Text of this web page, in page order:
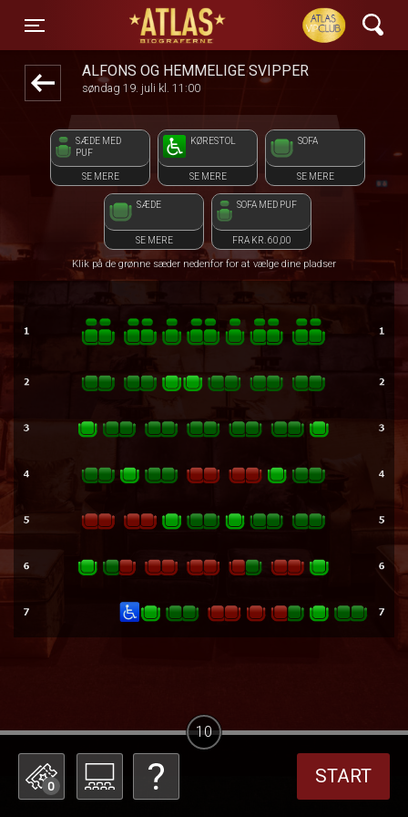
Toggle navigation
ATLAS Biograferne
ALFONS OG HEMMELIGE SVIPPER
søndag 19. juli kl. 11:00
SÆDE MED
PUF
SE MERE
KØRESTOL
SE MERE
SOFA
SE MERE
SÆDE
SE MERE
SOFA MED PUF
FRA KR. 60,00
Klik på de grønne sæder nedenfor for at vælge dine pladser
0 START
10
front03-cc 085506